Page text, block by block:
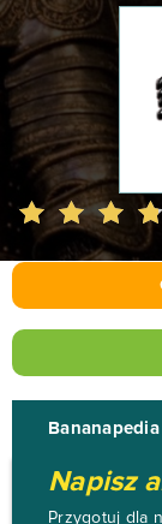
Bananapedia
Napisz
Przygotuj dla